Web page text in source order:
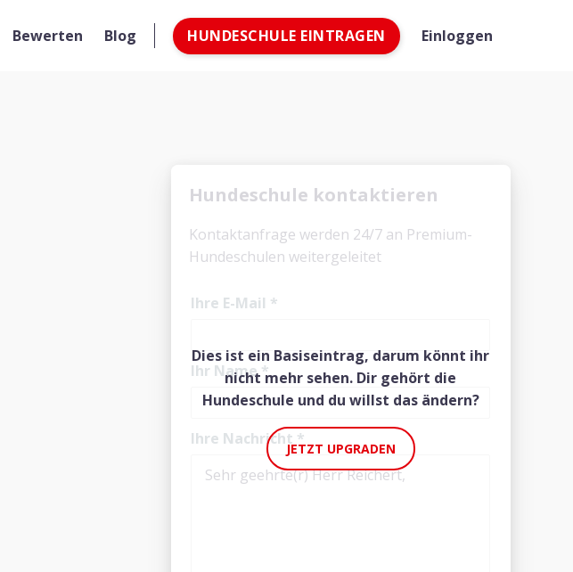
Bewerten Blog HUNDESCHULE EINTRAGEN Einloggen
Dies ist ein Basiseintrag, darum könnt ihr
nicht mehr sehen. Dir gehört die
Hundeschule und du willst das ändern?
JETZT UPGRADEN
Hundeschule kontaktieren
Kontaktanfrage werden 24/7 an Premium-
Hundeschulen weitergeleitet
Ihre E-Mail *
Ihr Name*
Ihre Nachricht *